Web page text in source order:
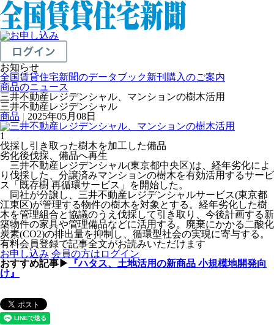
お知らせ
全国賃貸住宅新聞のデータブック新刊購入のご案内
商品のニュース
三井不動産レジデンシャル、マンションの樹木活用
三井不動産レジデンシャル
商品 | 2025年05月08日
1
伐採し引き取った樹木を加工した備品
劣化後伐採、備品へ再生
三井不動産レジデンシャル(東京都中央区)は、経年劣化によ
り伐採した、分譲済みマンションの樹木を有効活用するサービ
ス「既存樹 再循環サービス」を開始した。
同社が分譲し、三井不動産レジデンシャルサービス(東京都
江東区)が管理する物件の樹木を対象とする。経年劣化した樹
木を管理組合と協議のうえ伐採して引き取り、今後計画する新
築物件の家具や管理備品などに活用する。廃棄にかかる二酸化
炭素(CO2)の排出量を抑制し、循環型社会の実現に寄与する。
有料会員登録で記事全文がお読みいただけます
お申し込み 会員の方はログイン
おすすめ記事▶
『ハタス、土地活用の新商品 小規模地開発向
け』